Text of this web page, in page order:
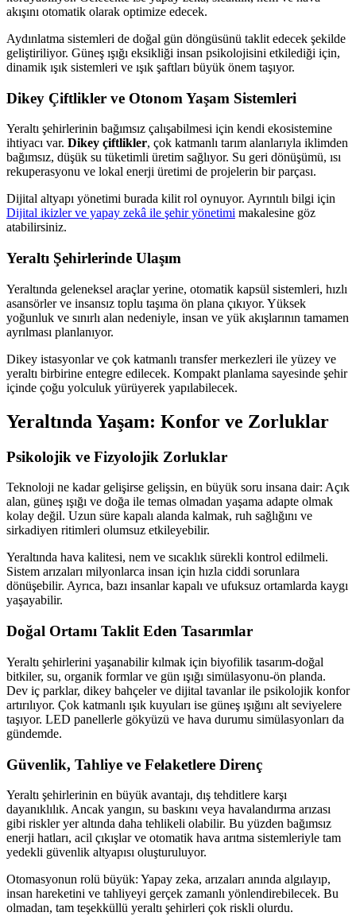
akışını otomatik olarak optimize edecek.
Aydınlatma sistemleri de doğal gün döngüsünü taklit edecek şekilde
geliştiriliyor. Güneş ışığı eksikliği insan psikolojisini etkilediği için,
dinamik ışık sistemleri ve ışık şaftları büyük önem taşıyor.
Dikey Çiftlikler ve Otonom Yaşam Sistemleri
Yeraltı şehirlerinin bağımsız çalışabilmesi için kendi ekosistemine
ihtiyacı var. Dikey çiftlikler, çok katmanlı tarım alanlarıyla iklimden
bağımsız, düşük su tüketimli üretim sağlıyor. Su geri dönüşümü, ısı
rekuperasyonu ve lokal enerji üretimi de projelerin bir parçası.
Dijital altyapı yönetimi burada kilit rol oynuyor. Ayrıntılı bilgi için
Dijital ikizler ve yapay zekâ ile şehir yönetimi makalesine göz
atabilirsiniz.
Yeraltı Şehirlerinde Ulaşım
Yeraltında geleneksel araçlar yerine, otomatik kapsül sistemleri, hızlı
asansörler ve insansız toplu taşıma ön plana çıkıyor. Yüksek
yoğunluk ve sınırlı alan nedeniyle, insan ve yük akışlarının tamamen
ayrılması planlanıyor.
Dikey istasyonlar ve çok katmanlı transfer merkezleri ile yüzey ve
yeraltı birbirine entegre edilecek. Kompakt planlama sayesinde şehir
içinde çoğu yolculuk yürüyerek yapılabilecek.
Yeraltında Yaşam: Konfor ve Zorluklar
Psikolojik ve Fizyolojik Zorluklar
Teknoloji ne kadar gelişirse gelişsin, en büyük soru insana dair: Açık
alan, güneş ışığı ve doğa ile temas olmadan yaşama adapte olmak
kolay değil. Uzun süre kapalı alanda kalmak, ruh sağlığını ve
sirkadiyen ritimleri olumsuz etkileyebilir.
Yeraltında hava kalitesi, nem ve sıcaklık sürekli kontrol edilmeli.
Sistem arızaları milyonlarca insan için hızla ciddi sorunlara
dönüşebilir. Ayrıca, bazı insanlar kapalı ve ufuksuz ortamlarda kaygı
yaşayabilir.
Doğal Ortamı Taklit Eden Tasarımlar
Yeraltı şehirlerini yaşanabilir kılmak için biyofilik tasarım-doğal
bitkiler, su, organik formlar ve gün ışığı simülasyonu-ön planda.
Dev iç parklar, dikey bahçeler ve dijital tavanlar ile psikolojik konfor
artırılıyor. Çok katmanlı ışık kuyuları ise güneş ışığını alt seviyelere
taşıyor. LED panellerle gökyüzü ve hava durumu simülasyonları da
gündemde.
Güvenlik, Tahliye ve Felaketlere Direnç
Yeraltı şehirlerinin en büyük avantajı, dış tehditlere karşı
dayanıklılık. Ancak yangın, su baskını veya havalandırma arızası
gibi riskler yer altında daha tehlikeli olabilir. Bu yüzden bağımsız
enerji hatları, acil çıkışlar ve otomatik hava arıtma sistemleriyle tam
yedekli güvenlik altyapısı oluşturuluyor.
Otomasyonun rolü büyük: Yapay zeka, arızaları anında algılayıp,
insan hareketini ve tahliyeyi gerçek zamanlı yönlendirebilecek. Bu
olmadan, tam teşekküllü yeraltı şehirleri çok riskli olurdu.